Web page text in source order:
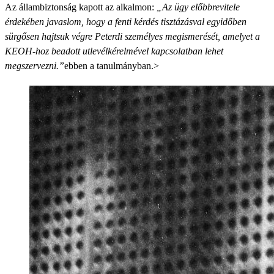
Az állambiztonság kapott az alkalmon:
„Az ügy előbbrevitele
érdekében javaslom, hogy a fenti kérdés tisztázásval egyidőben
sürgősen hajtsuk végre Peterdi személyes megismerését, amelyet a
KEOH-hoz beadott utlevélkérelmével kapcsolatban lehet
megszervezni.”ebben a tanulmányban.>